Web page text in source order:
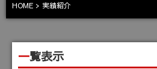
HOME 実績紹介
一覧表示